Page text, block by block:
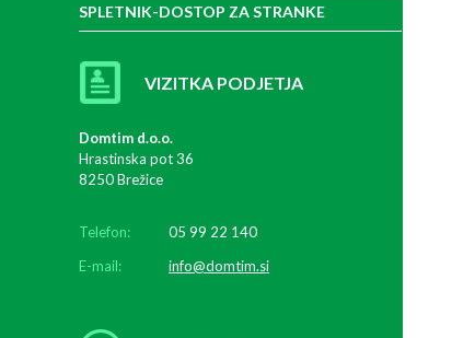
SPLETNIK-DOSTOP ZA STRANKE
VIZITKA PODJETJA
Domtim d.o.o.
Hrastinska pot 36
8250 Brežice
Telefon:
05 99 22 140
E-mail:
info@domtim.si